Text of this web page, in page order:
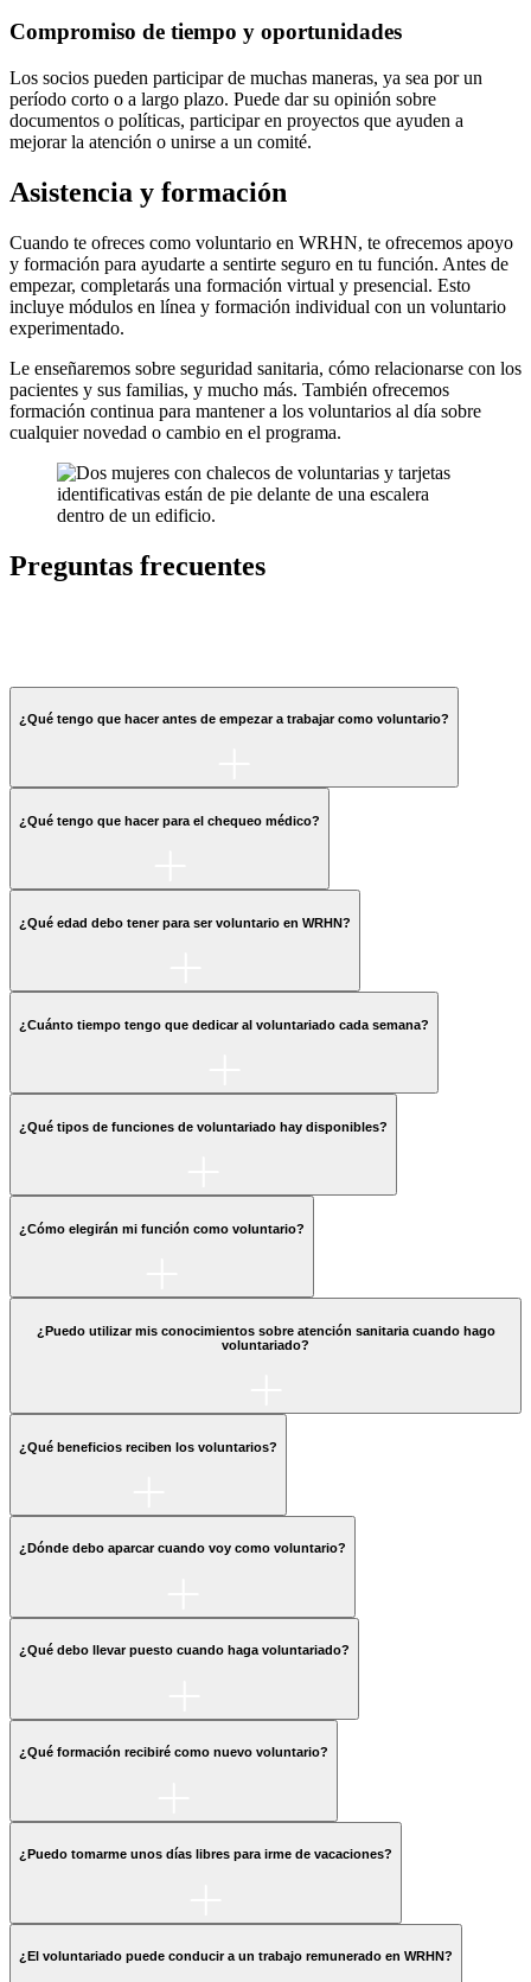
Compromiso de tiempo y oportunidades
Los socios pueden participar de muchas maneras, ya sea por un
período corto o a largo plazo. Puede dar su opinión sobre
documentos o políticas, participar en proyectos que ayuden a
mejorar la atención o unirse a un comité.
Asistencia y formación
Cuando te ofreces como voluntario en WRHN, te ofrecemos apoyo
y formación para ayudarte a sentirte seguro en tu función. Antes de
empezar, completarás una formación virtual y presencial. Esto
incluye módulos en línea y formación individual con un voluntario
experimentado.
Le enseñaremos sobre seguridad sanitaria, cómo relacionarse con los
pacientes y sus familias, y mucho más. También ofrecemos
formación continua para mantener a los voluntarios al día sobre
cualquier novedad o cambio en el programa.
Preguntas frecuentes
¿Qué tengo que hacer antes de empezar a trabajar como voluntario?
¿Qué tengo que hacer para el chequeo médico?
¿Qué edad debo tener para ser voluntario en WRHN?
¿Cuánto tiempo tengo que dedicar al voluntariado cada semana?
¿Qué tipos de funciones de voluntariado hay disponibles?
¿Cómo elegirán mi función como voluntario?
¿Puedo utilizar mis conocimientos sobre atención sanitaria cuando hago
voluntariado?
¿Qué beneficios reciben los voluntarios?
¿Dónde debo aparcar cuando voy como voluntario?
¿Qué debo llevar puesto cuando haga voluntariado?
¿Qué formación recibiré como nuevo voluntario?
¿Puedo tomarme unos días libres para irme de vacaciones?
¿El voluntariado puede conducir a un trabajo remunerado en WRHN?